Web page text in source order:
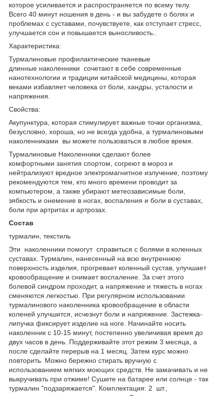
которое усиливается и распространяется по всему телу.
Всего 40 минут ношения в день - и вы забудете о болях и
проблемах с суставами, почувствуете, как отступает стресс,
улучшается сон и повышается выносливость..
Характеристика:
Турмалиновые профилактические тканевые
длинные наколенники сочетают в себе современные
нанотехнологии и традиции китайской медицины, которая
веками избавляет человека от боли, хандры, усталости и
напряжения.
Свойства:
Акупунктура, которая стимулирует важные точки организма,
безусловно, хороша, но не всегда удобна, а турмалиновыми
наколенниками вы можете пользоваться в любое время.
Турмалиновые Наколенники сделают более
комфортными занятия спортом, согреют в мороз и
нейтрализуют вредное электромагнитное излучение, поэтому
рекомендуются тем, кто много времени проводит за
компьютером, а также убирают метеозависимые боли,
зябкость и онемение в ногах, воспаления и боли в суставах,
боли при артритах и артрозах.
Состав
турмалин, текстиль
Эти наколенники помогут справиться с болями в коленных
суставах. Турмалин, нанесенный на всю внутреннюю
поверхность изделия, прогревает коленный сустав, улучшает
кровообращение и снимает воспаление. За счет этого
болевой синдром проходит, а напряжение и тяжесть в ногах
сменяются легкостью. При регулярном использовании
турмалинового наколенника кровообращение в области
коленей улучшится, исчезнут боли и напряжение. Застежка-
липучка фиксирует изделие на ноге. Начинайте носить
наколенник с 10-15 минут, постепенно увеличивая время до
двух часов в день. Поддерживайте этот режим 3 месяца, а
после сделайте перерыв на 1 месяц. Затем курс можно
повторить. Можно бережно стирать вручную с
использованием мягких моющих средств. Не замачивать и не
выкручивать при отжиме! Сушите на батарее или солнце - так
турмалин "подзаряжается". Комплектация: 2 шт.,